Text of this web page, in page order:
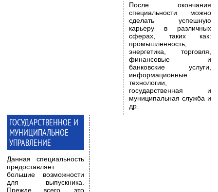
После окончания
специальности можно
сделать успешную
карьеру в различных
сферах, таких как:
промышленность,
энергетика, торговля,
финансовые и
банковские услуги,
информационные
технологии,
государственная и
муниципальная служба и
др.
ГОСУДАРСТВЕННОЕ И
МУНИЦИПАЛЬНОЕ
УПРАВЛЕНИЕ
Данная специальность
предоставляет
большие возможности
для выпускника.
Прежде всего, это